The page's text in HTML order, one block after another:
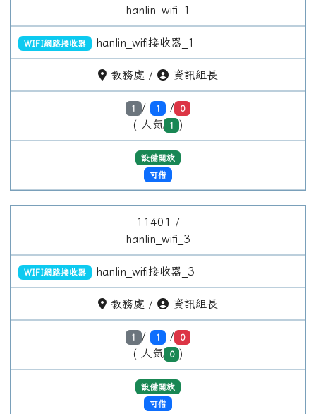
11401 /
hanlin_wifi_3
WIFI網路接收器 hanlin_wifi接收器_3
教務處 / 資訊組長
1 / 1 / 0
( 人氣 0 )
設備開放
可借
11412 /
hanlin_wifi_4
WIFI網路接收器 hanlin_wifi接收器_4
教務處 / 資訊組長
1 / 1 / 0
( 人氣 0 )
設備開放